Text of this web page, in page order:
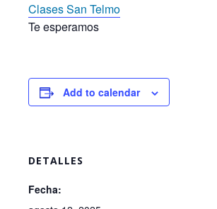
Clases San Telmo
Te esperamos
Add to calendar
DETALLES
Fecha: